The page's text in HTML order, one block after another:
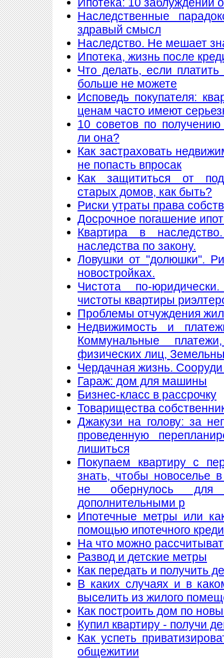
Наследственные
здравый смысл
Наследство. Не мешает
Ипотека, жизнь после
Что делать, если
больше не можете
Исповедь покупателя:
ценам часто имеют
10 советов по
ли она?
Как застраховать
не попасть впросак
Как защититься от
старых домов, как быть?
Риски утраты права
Досрочное погашение
Квартира в
наследства по закону.
Ловушки от "долюшки".
новостройках.
Чистота по-
чистоты квартиры
Проблемы отчуждения
Недвижимость и
Коммунальные
физических лиц,
Чердачная жизнь.
Гараж: дом для машины
Бизнес-класс в рассрочку
Товарищества
Джакузи на голову: за
проведенную
лишиться
Покупаем квартиру с
знать, чтобы новоселье
не обернулось
дополнительными р
Ипотечные метры или
помощью ипотечного
На что можно
Развод и детские метры
Как передать и получить
В каких случаях и в
выселить из жилого
Как построить дом по
Купил квартиру - получи
Как успеть
общежитии